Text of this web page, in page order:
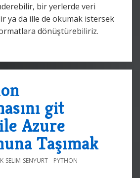
bir yerlerde veri
ya da ille de okumak istersek
dönüştürebiliriz.
git
Azure
Taşımak
SELIM-SENYURT PYTHON